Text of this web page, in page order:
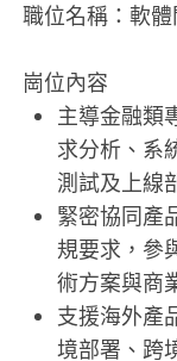
職位名稱：軟
崗位內容
主導金融類
求分析、系
測試及上線
緊密協同產
規要求，參
術方案與商
支援海外產
境部署、跨